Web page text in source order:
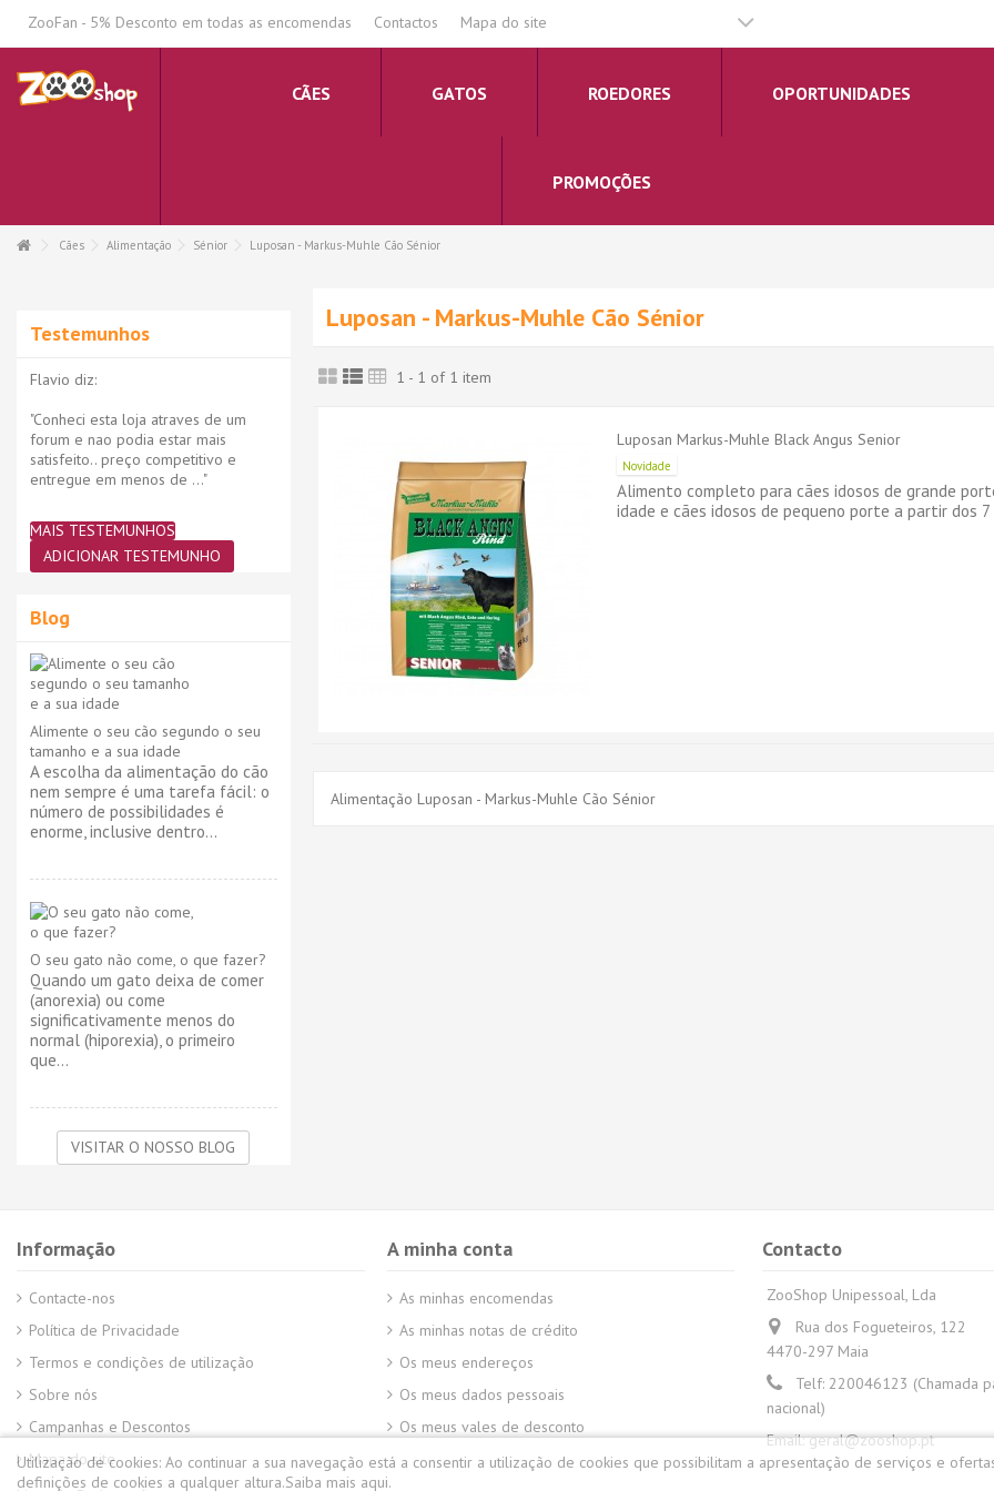
ZooFan - 5% Desconto em todas as encomendas Contactos Mapa do site
CÃES GATOS ROEDORES OPORTUNIDADES
PROMOÇÕES
Cães Alimentação Sénior Luposan - Markus-Muhle Cão Sénior
Luposan - Markus-Muhle Cão Sénior
1 - 1 of 1 item
Luposan Markus-Muhle Black Angus Senior
Novidade
Alimento completo para cães idosos de grande
idade e cães idosos de pequeno porte a partir dos 7
Alimentação Luposan - Markus-Muhle Cão Sénior
Testemunhos
Flavio diz:
"Conheci esta loja atraves de um
forum e nao podia estar mais
satisfeito.. preço competitivo e
entregue em menos de ..."
MAIS TESTEMUNHOS
ADICIONAR TESTEMUNHO
Blog
Alimente o seu cão segundo o seu
tamanho e a sua idade
A escolha da alimentação do cão
nem sempre é uma tarefa fácil: o
número de possibilidades é
enorme, inclusive dentro...
O seu gato não come, o que fazer?
Quando um gato deixa de comer
(anorexia) ou come
significativamente menos do
normal (hiporexia), o primeiro
que...
VISITAR O NOSSO BLOG
Informação
Contacte-nos
Política de Privacidade
Termos e condições de utilização
Sobre nós
Campanhas e Descontos
Mapa do site
A minha conta
As minhas encomendas
As minhas notas de crédito
Os meus endereços
Os meus dados pessoais
Os meus vales de desconto
Contacto
ZooShop Unipessoal, Lda
Rua dos Fogueteiros, 122
4470-297 Maia
Telf: 220046123 (Chamada
nacional)
Email:geral@zooshop.pt
Utilização de cookies: Ao continuar a sua navegação está a consentir a utilização de cookies que possibilitam a apresentação de serviços e
definições de cookies a qualquer altura.Saiba mais aqui.